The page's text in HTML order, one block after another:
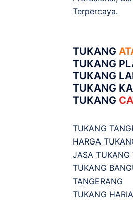
Terpercaya.
TUKANG
TUKANG
TUKANG
TUKANG
TUKANG
TUKANG
HARGA
JASA TUKANG
TUKANG
TANGERANG
TUKANG